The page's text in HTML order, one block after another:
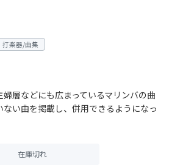
打楽器/曲集
層などにも広まっているマリンバの曲
い曲を掲載し、併用できるようになっ
在庫切れ